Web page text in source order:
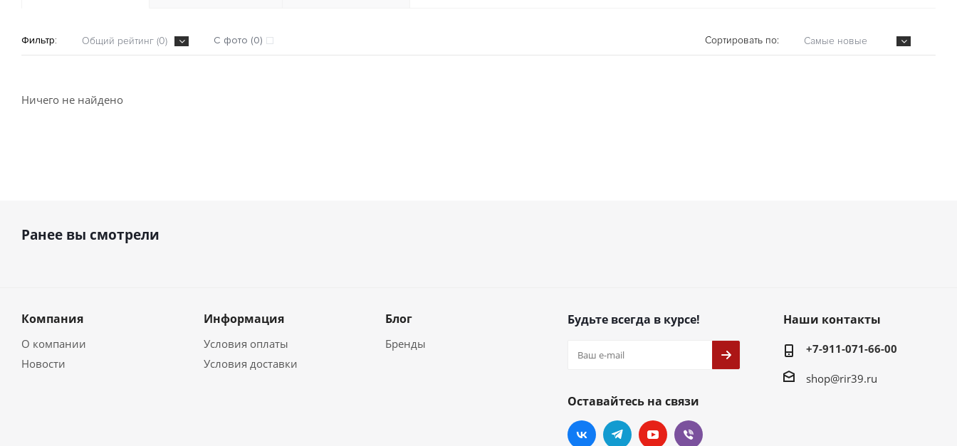
Фильтр: Общий рейтинг (0) С фото (0) Сортировать по: Самые новые
Ничего не найдено
Ранее вы смотрели
Компания
О компании
Новости
Информация
Условия оплаты
Условия доставки
Блог
Бренды
Будьте всегда в курсе!
Оставайтесь на связи
Наши контакты
+7-911-071-66-00
shop@rir39.ru